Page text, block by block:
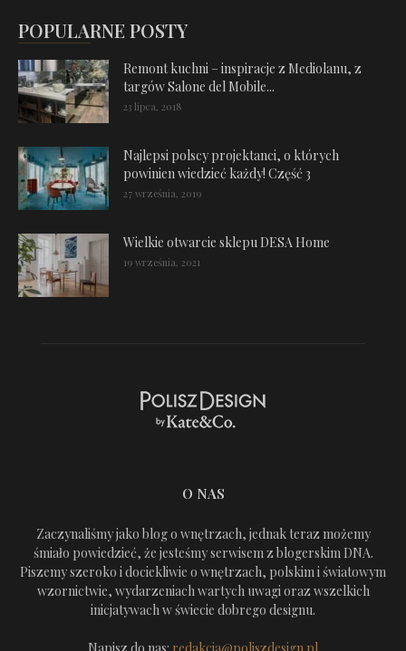
POPULARNE POSTY
Remont kuchni – inspiracje z Mediolanu, z
targów Salone del Mobile...
23 lipca, 2018
Najlepsi polscy projektanci, o których
powinien wiedzieć każdy! Część 3
27 września, 2019
Wielkie otwarcie sklepu DESA Home
19 września, 2021
O NAS
Zaczynaliśmy jako blog o wnętrzach, jednak teraz możemy
śmiało powiedzieć, że jesteśmy serwisem z blogerskim DNA.
Piszemy szeroko i dociekliwie o wnętrzach, polskim i światowym
wzornictwie, wydarzeniach wartych uwagi oraz wszelkich
inicjatywach w świecie dobrego designu.